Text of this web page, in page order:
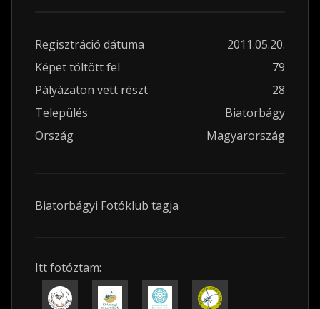
Regisztráció dátuma
2011.05.20.
Képet töltött fel
79
Pályázaton vett részt
28
Település
Biatorbágy
Ország
Magyarország
Biatorbágyi Fotóklub tagja
Itt fotóztam: